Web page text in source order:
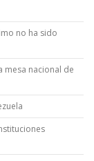
no ha sido
mesa nacional de